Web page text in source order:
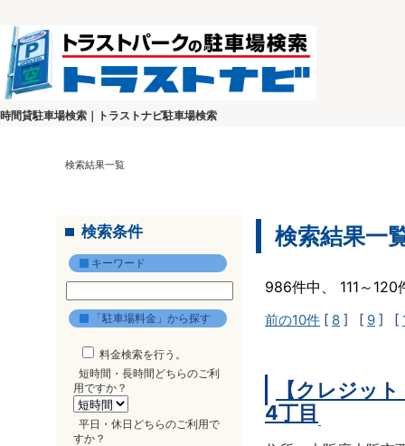
時間貸駐車場検索｜トラストナビ駐車場検索
検索結果一覧
検索条件
キーワード
「駐車場料金」から探す
料金検索を行う。
短時間・長時間どちらのご利
用ですか？
平日・休日どちらのご利用で
すか？
検索結果一
986件中、 111～
前の10件 [ 8 ] [ 9 ] [
【クレジッ
4丁目